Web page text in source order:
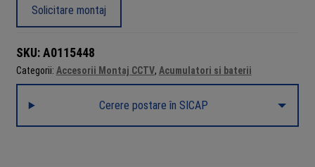
Varta
Super
Duty,
set
Solicitare montaj
SKU: A0115448
Categorii: Accesorii Montaj CCTV, Acumulatori si baterii
Cerere postare în SICAP